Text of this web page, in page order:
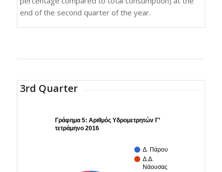
end of the second quarter of the year.
3rd Quarter
Γράφημα 5: Αριθμός Υδρομετρητών Γ’
τετράμηνο 2016
Δ. Πάρου
Δ.Δ.
Νάουσας